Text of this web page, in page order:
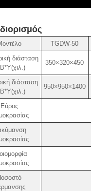
TGDW-50
διάσταση
350×320×450
διάσταση
950×950×1400
Εύρος